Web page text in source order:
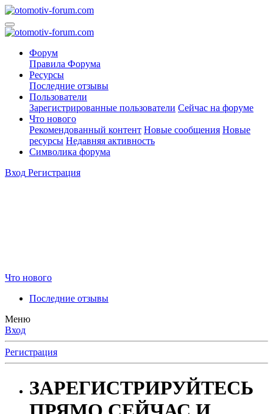
Форум
Правила Форума
Ресурсы
Последние отзывы
Пользователи
Зарегистрированные пользователи Сейчас на форуме
Что нового
Рекомендованный контент Новые сообщения Новые
ресурсы Недавняя активность
Символика форума
Вход Регистрация
Что нового
Последние отзывы
Меню
Вход
Регистрация
ЗАРЕГИСТРИРУЙТЕСЬ